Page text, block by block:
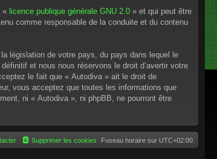
« licence publique générale GNU 2.0 » et qui peut être
comme responsable de la conduite et du contenu
législation de votre pays, du pays dans lequel le
et nous nous réservons le droit d’avertir votre
le fait que « Autodiva » ait le droit de
vous acceptez que toutes les informations que
ni « Autodiva », ni phpBB, ne pourront être
Fuseau horaire sur UTC+02:00
Supprimer les cookies